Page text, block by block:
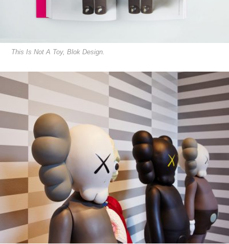
This Is Not A Toy, Blok Design.